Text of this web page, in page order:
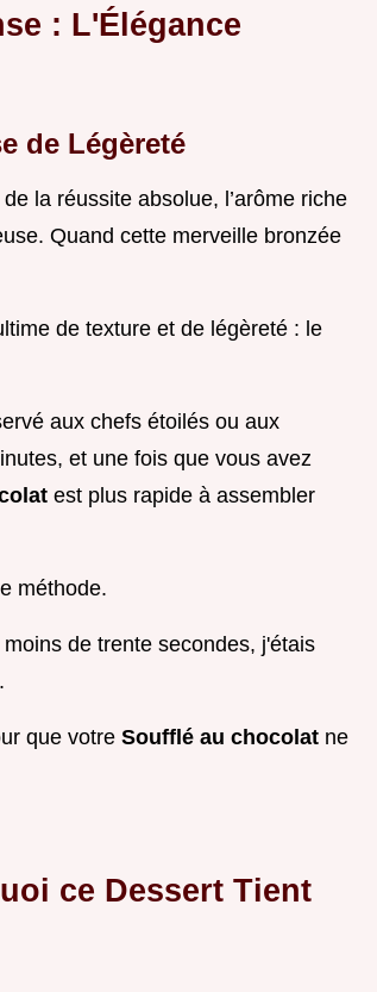
: L'Élégance
de Légèreté
la réussite absolue, l’arôme riche
Quand cette merveille bronzée
de texture et de légèreté : le
aux chefs étoilés ou aux
et une fois que vous avez
est plus rapide à assembler
méthode.
de trente secondes, j'étais
que votre Soufflé au chocolat ne
ce Dessert Tient